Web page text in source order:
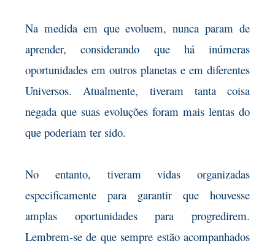
Na medida em que evoluem, nunca param de
aprender, considerando que há inúmeras
oportunidades em outros planetas e em diferentes
Universos. Atualmente, tiveram tanta coisa
negada que suas evoluções foram mais lentas do
que poderiam ter sido.
No entanto, tiveram vidas organizadas
especificamente para garantir que houvesse
amplas oportunidades para progredirem.
Lembrem-se de que sempre estão acompanhados